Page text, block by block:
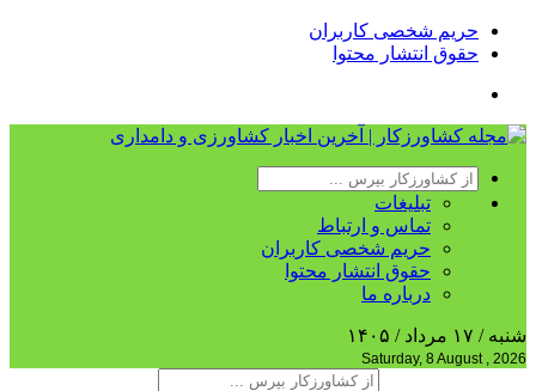
حریم شخصی کاربران
حقوق انتشار محتوا
تبلیغات
تماس و ارتباط
حریم شخصی کاربران
حقوق انتشار محتوا
درباره ما
شنبه / ۱۷ مرداد / ۱۴۰۵
Saturday, 8 August , 2026